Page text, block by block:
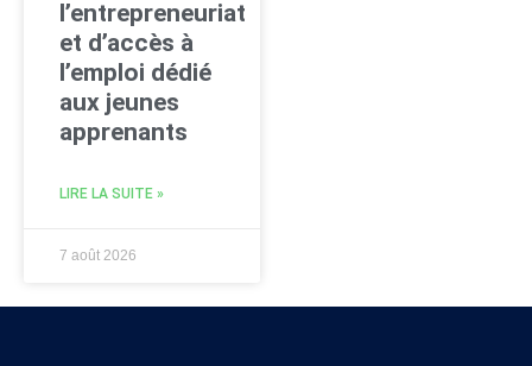
l’entrepreneuriat
et d’accès à
l’emploi dédié
aux jeunes
apprenants
LIRE LA SUITE »
7 août 2026